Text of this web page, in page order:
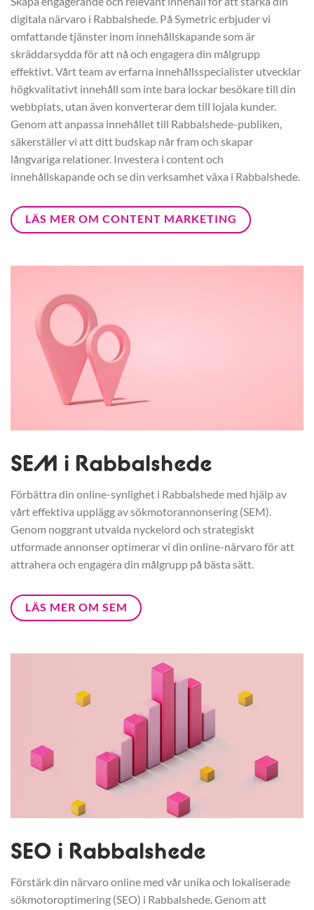
digitala närvaro i Rabbalshede. På Symetric erbjuder vi
omfattande tjänster inom innehållskapande som är
skräddarsydda för att nå och engagera din målgrupp
effektivt. Vårt team av erfarna innehållsspecialister utvecklar
högkvalitativt innehåll som inte bara lockar besökare till din
webbplats, utan även konverterar dem till lojala kunder.
Genom att anpassa innehållet till Rabbalshede-publiken,
säkerställer vi att ditt budskap når fram och skapar
långvariga relationer. Investera i content och
innehållskapande och se din verksamhet växa i Rabbalshede.
LÄS MER OM CONTENT MARKETING
SEM i Rabbalshede
Förbättra din online-synlighet i Rabbalshede med hjälp av
vårt effektiva upplägg av sökmotorannonsering (SEM).
Genom noggrant utvalda nyckelord och strategiskt
utformade annonser optimerar vi din online-närvaro för att
attrahera och engagera din målgrupp på bästa sätt.
LÄS MER OM SEM
SEO i Rabbalshede
Förstärk din närvaro online med vår unika och lokaliserade
sökmotoroptimering (SEO) i Rabbalshede. Genom att